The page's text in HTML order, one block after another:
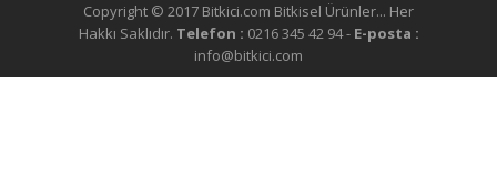
Copyright © 2017 Bitkici.com Bitkisel Ürünler... Her
Hakkı Saklıdır. Telefon : 0216 345 42 94 - E-posta :
info@bitkici.com